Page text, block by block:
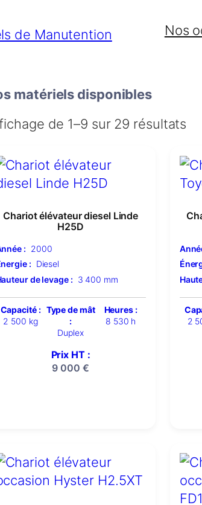
Nos
matériels disponibles
de 1–9 sur 29 résultats
Chariot élévateur diesel Linde
H25D
: 2000
: Diesel
de levage : 3 400 mm
Capacité :
2 500 kg
Type de mât
:
Duplex
Heures :
8 530 h
Prix HT :
9 000 €
2